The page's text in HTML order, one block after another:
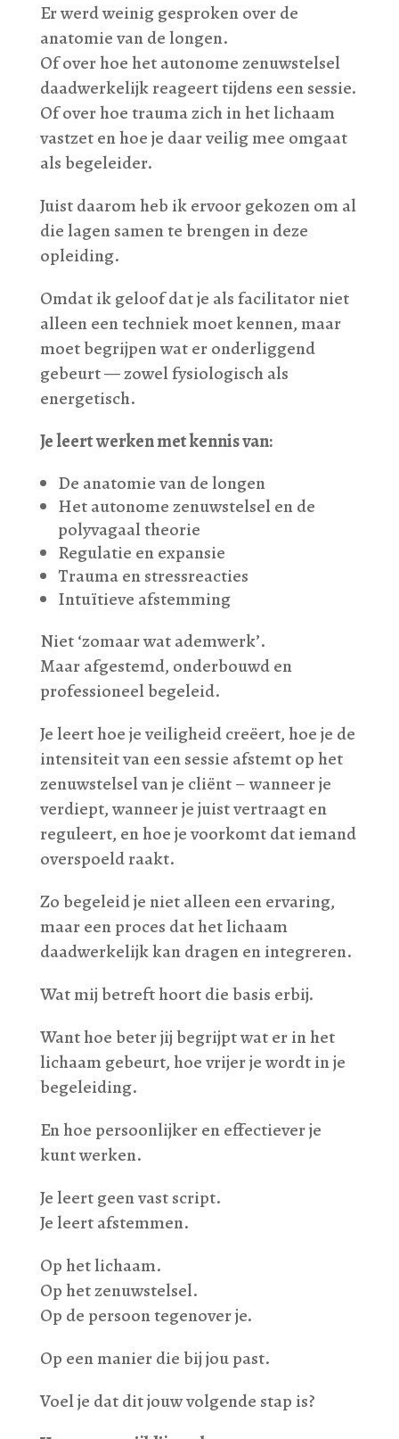
Er werd weinig gesproken over de
anatomie van de longen.
Of over hoe het autonome zenuwstelsel
daadwerkelijk reageert tijdens een sessie.
Of over hoe trauma zich in het lichaam
vastzet en hoe je daar veilig mee omgaat
als begeleider.
Juist daarom heb ik ervoor gekozen om al
die lagen samen te brengen in deze
opleiding.
Omdat ik geloof dat je als facilitator niet
alleen een techniek moet kennen, maar
moet begrijpen wat er onderliggend
gebeurt — zowel fysiologisch als
energetisch.
Je leert werken met kennis van:
De anatomie van de longen
Het autonome zenuwstelsel en de
polyvagaal theorie
Regulatie en expansie
Trauma en stressreacties
Intuïtieve afstemming
Niet ‘zomaar wat ademwerk’.
Maar afgestemd, onderbouwd en
professioneel begeleid.
Je leert hoe je veiligheid creëert, hoe je de
intensiteit van een sessie afstemt op het
zenuwstelsel van je cliënt – wanneer je
verdiept, wanneer je juist vertraagt en
reguleert, en hoe je voorkomt dat iemand
overspoeld raakt.
Zo begeleid je niet alleen een ervaring,
maar een proces dat het lichaam
daadwerkelijk kan dragen en integreren.
Wat mij betreft hoort die basis erbij.
Want hoe beter jij begrijpt wat er in het
lichaam gebeurt, hoe vrijer je wordt in je
begeleiding.
En hoe persoonlijker en effectiever je
kunt werken.
Je leert geen vast script.
Je leert afstemmen.
Op het lichaam.
Op het zenuwstelsel.
Op de persoon tegenover je.
Op een manier die bij jou past.
Voel je dat dit jouw volgende stap is?